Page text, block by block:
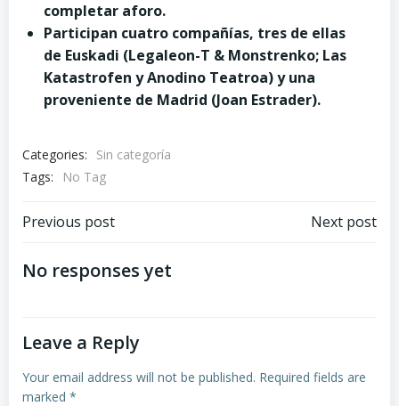
completar aforo.
Participan cuatro compañías, tres de ellas
de Euskadi (Legaleon-T & Monstrenko; Las
Katastrofen y Anodino Teatroa) y una
proveniente de Madrid (Joan Estrader).
Categories:
Sin categoría
Tags:
No Tag
Post
navigation
Previous post Next post
No responses yet
Leave a Reply
Your email address will not be published. Required fields are
marked *